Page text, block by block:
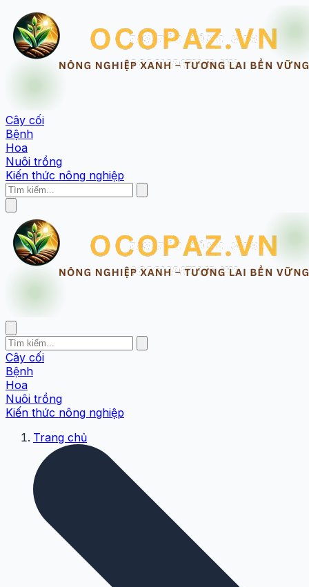
Cây cối
Bệnh
Hoa
Nuôi trồng
Kiến thức nông nghiệp
Cây cối
Bệnh
Hoa
Nuôi trồng
Kiến thức nông nghiệp
Trang chủ